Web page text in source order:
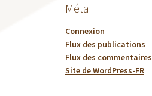
Méta
Connexion
Flux des publications
Flux des commentaires
Site de WordPress-FR